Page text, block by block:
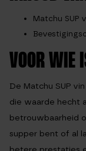
Matchu SUP
VOOR WIE
De Matchu SUP
die waarde hecht
betrouwbaarheid
supper bent of al